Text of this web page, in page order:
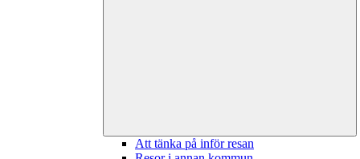
Att tänka på inför resan